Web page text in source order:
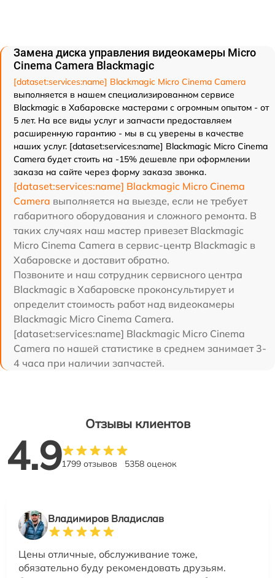
Замена диска управления видеокамеры Micro
Cinema Camera Blackmagic
[dataset:services:name] Blackmagic Micro Cinema Camera
выполняется в нашем специализированном сервисе
Blackmagic в Хабаровске мастерами с огромным опытом - от
5 лет. На все виды услуг и запчасти предоставляем
расширенную гарантию - мы в сц уверены в качестве
наших услуг. [dataset:services:name] Blackmagic Micro Cinema
Camera будет стоить на -15% дешевле при оформлении
заказа на сайте через форму заказа звонка.
[dataset:services:name] Blackmagic Micro Cinema
Camera выполняется на выезде, если не требует
габаритного оборудования и сложного ремонта. В
таких случаях наш мастер привезет Blackmagic
Micro Cinema Camera в сервис-центр Blackmagic в
Хабаровске и доставит обратно.
Позвоните и наш сотрудник сервисного центра
Blackmagic в Хабаровске проконсультирует и
определит стоимость работ над видеокамеры
Blackmagic Micro Cinema Camera.
[dataset:services:name] Blackmagic Micro Cinema
Camera по нашей статистике в среднем занимает 3-
4 часа при наличии запчастей.
Отзывы клиентов
4.91799 отзывов 5358 оценок
Владимиров Владислав
Цены отличные, обслуживание тоже,
обязательно буду рекомендовать друзьям.